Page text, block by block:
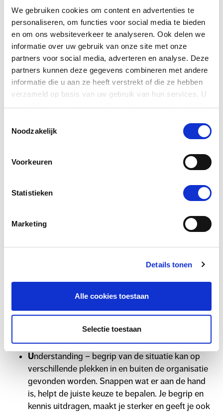
We gebruiken cookies om content en advertenties te
personaliseren, om functies voor social media te bieden
en om ons websiteverkeer te analyseren. Ook delen we
informatie over uw gebruik van onze site met onze
partners voor social media, adverteren en analyse. Deze
partners kunnen deze gegevens combineren met andere
informatie die u aan ze heeft verstrekt of die ze hebben
verzameld op basis van uw gebruik van hun services. U
gaat akkoord met onze cookies als u onze website blijft
Noodzakelijk
Voorkeuren
Statistieken
Marketing
Details tonen
Alle cookies toestaan
Selectie toestaan
facetten en vaak ook meerdere perspectieven.
Als de wereld zo VUCA is, is de grote vraag natuurlijk
hoe hier dan op te reageren. Juist door deze complexe
omgeving vol instabiliteit zijn er ook geen
standaardantwoorden. Het is eerder een kwestie van
continue en scherp op strategisch niveau blijven
manoeuvreren. Het is tegelijkertijd ook accepteren dat
en te doorgronden, laat staan dat er overal een sluitend
Gelukkig hebben verschillende mensen hier al over
nagedacht. De meest aansprekende insteek is die van
filosoof/auteur Bob Johansen
. Hij heeft een antwoord
visie tegenover de vluchtigheid te zetten, creëer
je houvast voor jezelf en de mensen om je heen. Je
zet jezelf aan het stuur en bent daardoor minder
Understanding – begrip van de situatie kan op
verschillende plekken in en buiten de organisatie
gevonden worden. Snappen wat er aan de hand
is, helpt de juiste keuze te bepalen. Je begrip en
kennis uitdragen, maakt je sterker en geeft je ook